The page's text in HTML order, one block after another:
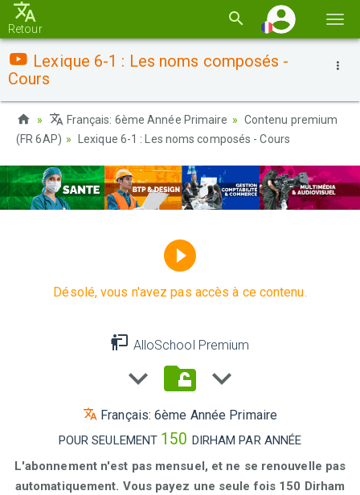
la
Retour
Lexique 6-1 : Les noms composés -
Cours
Français: 6ème Année Primaire
Contenu premium
(FR 6AP)
Lexique 6-1 : Les noms composés - Cours
Désolé, vous n'avez pas accès à ce contenu.
AlloSchool Premium
Français: 6ème Année Primaire
POUR SEULEMENT 150 DIRHAM PAR ANNÉE
L'abonnement n'est pas mensuel, et ne se renouvelle pas
automatiquement. Vous payez une seule fois 150 Dirham